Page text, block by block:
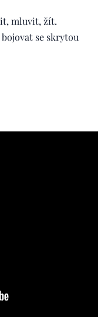
mluvit, žít.
se skrytou